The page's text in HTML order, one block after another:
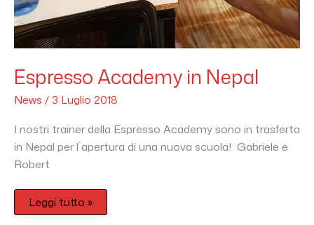
Espresso Academy in Nepal
News /3 Luglio 2018
I nostri trainer della Espresso Academy sono in trasferta
in Nepal per l´apertura di una nuova scuola! Gabriele e
Robert
Leggi tutto »